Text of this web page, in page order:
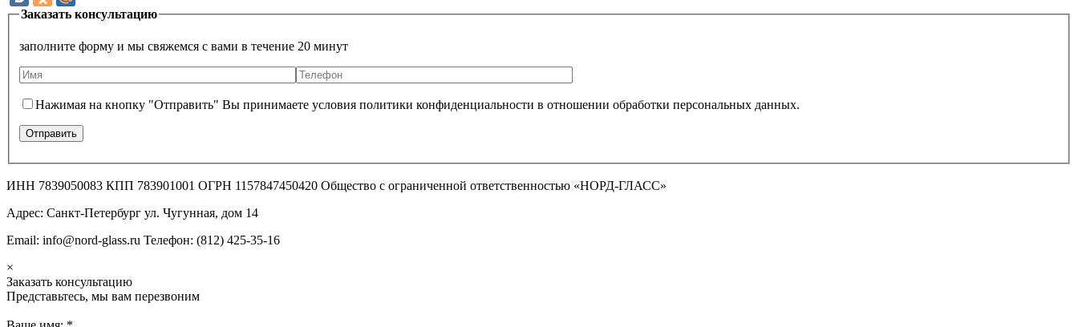
Заказать консультацию
заполните форму и мы свяжемся с вами в течение 20 минут
Нажимая на кнопку "Отправить" Вы принимаете условия политики конфиденциальности в отношении обработки персональных данных.
ИНН 7839050083 КПП 783901001 ОГРН 1157847450420 Общество с ограниченной ответственностью «НОРД-ГЛАСС»
Адрес: Санкт-Петербург ул. Чугунная, дом 14
Email: info@nord-glass.ru Телефон: (812) 425-35-16
×
Заказать консультацию
Представьтесь, мы вам перезвоним